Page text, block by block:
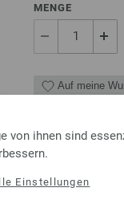
von ihnen sind
Einstellungen
MENGE
Auf meine